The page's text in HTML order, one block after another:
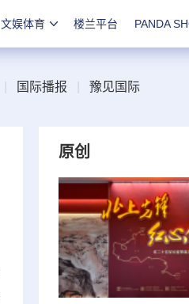
文娱体育 楼兰平台 PANDA
国际播报 豫见国际
原创